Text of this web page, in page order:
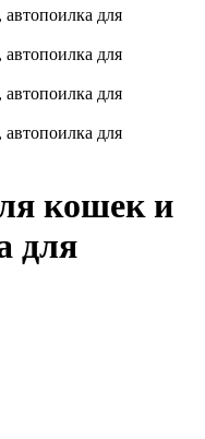
кошек и
для